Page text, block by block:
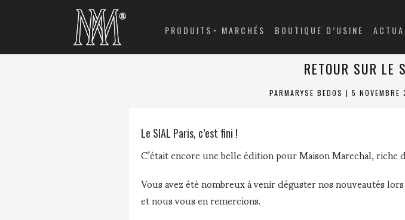
PRODUITS MARCHÉS BOUTIQUE D’USINE
RETOUR SUR
PARMARYSE BEDOS | 5 NOVEMBRE
Le SIAL Paris, c’est fini !
C’était encore une belle édition pour Maison Marechal, riche
Vous avez été nombreux à venir déguster nos nouveautés
et nous vous en remercions.